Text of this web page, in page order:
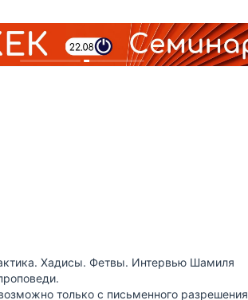
Хадисы. Фетвы. Интервью Шамиля
только с письменного разрешения